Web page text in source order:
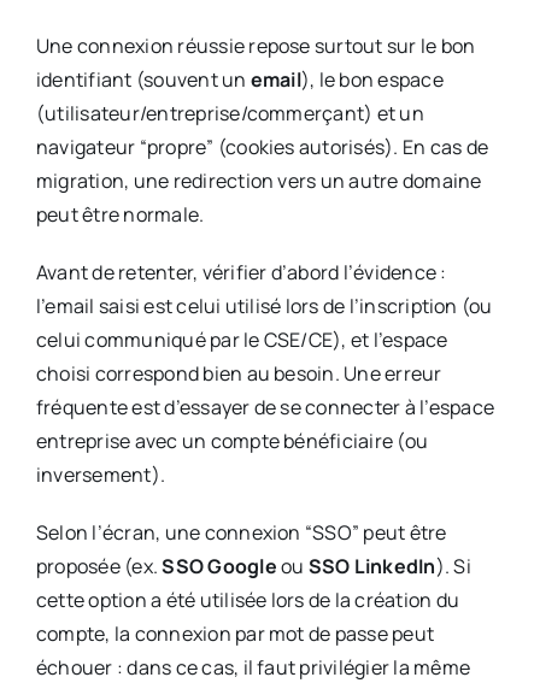
Une connexion réussie repose surtout sur le bon
identifiant (souvent un email), le bon espace
(utilisateur/entreprise/commerçant) et un
navigateur “propre” (cookies autorisés). En cas de
migration, une redirection vers un autre domaine
peut être normale.
Avant de retenter, vérifier d’abord l’évidence :
l’email saisi est celui utilisé lors de l’inscription (ou
celui communiqué par le CSE/CE), et l’espace
choisi correspond bien au besoin. Une erreur
fréquente est d’essayer de se connecter à l’espace
entreprise avec un compte bénéficiaire (ou
inversement).
Selon l’écran, une connexion “SSO” peut être
proposée (ex.SSO Googleou SSO LinkedIn). Si
cette option a été utilisée lors de la création du
compte, la connexion par mot de passe peut
échouer : dans ce cas, il faut privilégier la même